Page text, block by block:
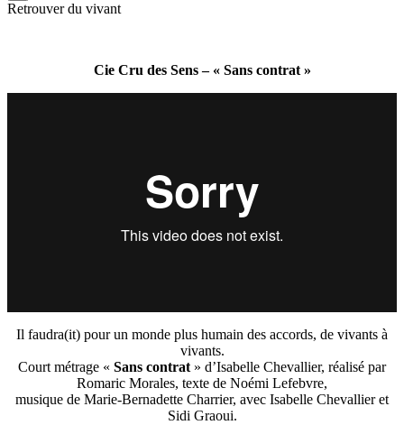
Retrouver du vivant
Cie Cru des Sens – « Sans contrat »
Il faudra(it) pour un monde plus humain des accords, de vivants à
vivants.
Court métrage « Sans contrat » d’Isabelle Chevallier, réalisé par
Romaric Morales, texte de Noémi Lefebvre,
musique de Marie-Bernadette Charrier, avec Isabelle Chevallier et
Sidi Graoui.